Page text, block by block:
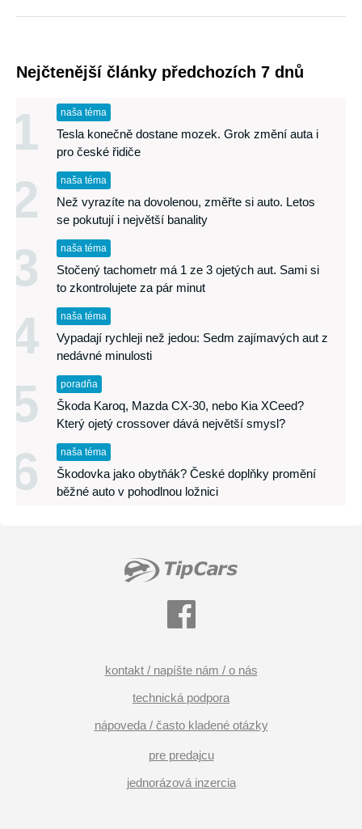
Nejčtenější články předchozích 7 dnů
1 naša téma
Tesla konečně dostane mozek. Grok změní auta i
pro české řidiče
2 naša téma
Než vyrazíte na dovolenou, změřte si auto. Letos
se pokutují i největší banality
3 naša téma
Stočený tachometr má 1 ze 3 ojetých aut. Sami si
to zkontrolujete za pár minut
4 naša téma
Vypadají rychleji než jedou: Sedm zajímavých aut z
nedávné minulosti
5 poradňa
Škoda Karoq, Mazda CX-30, nebo Kia XCeed?
Který ojetý crossover dává největší smysl?
6 naša téma
Škodovka jako obytňák? České doplňky promění
běžné auto v pohodlnou ložnici
kontakt / napíšte nám / o nás
technická podpora
nápoveda / často kladené otázky
pre predajcu
jednorázová inzercia